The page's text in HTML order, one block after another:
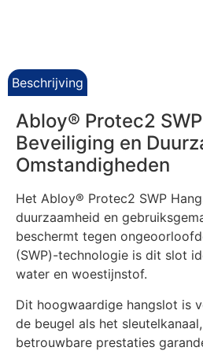
Beschrijving
Abloy® Protec2
Beveiliging en
Omstandigheden
Het Abloy® Protec2 SWP
duurzaamheid en
beschermt tegen
(SWP)-technologie is dit slot
water en woestijnstof.
Dit hoogwaardige hangslot is
de beugel als het
betrouwbare prestaties